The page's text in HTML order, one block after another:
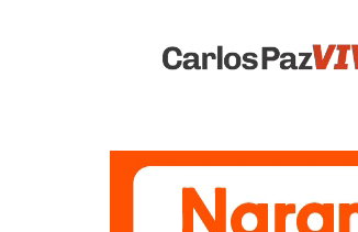
Vivo